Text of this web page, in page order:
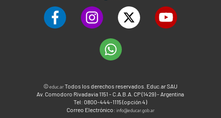
©educ.arTodos los derechos reservados. Educ.ar SAU
Av. Comodoro Rivadavia 1151 - C.A.B.A. CP (1429) - Argentina
Tel: 0800-444-1115 (opción 4)
Correo Electrónico: info@educar.gob.ar